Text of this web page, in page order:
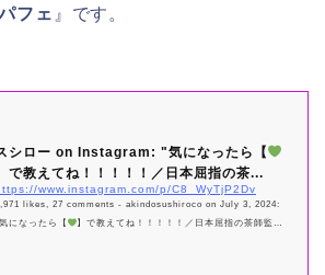
フェ 』です。
シロー on Instagram: "気になったら【
で教えてね！！！！！／日本屈指の茶...
www.instagram.com/p/C8_WyTjP2Dv
likes, 27 comments - akindosushiroco on July 3, 2024:
になったら【
】で教えてね！！！！！／日本屈指の茶師監修